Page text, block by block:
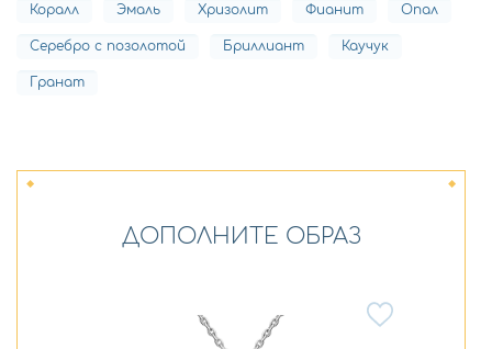
Коралл Эмаль Хризолит Фианит Опал
Серебро с позолотой Бриллиант Каучук
Гранат
ДОПОЛНИТЕ ОБРАЗ